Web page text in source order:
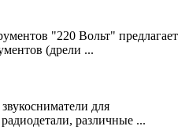
"220 Вольт" предлагает
(дрели ...
для
различные ...